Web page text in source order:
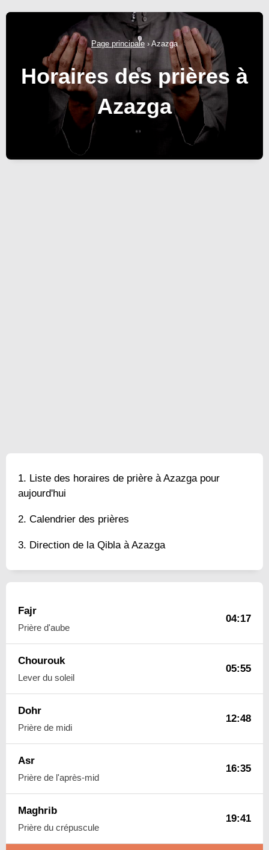
Page principale › Azazga
Horaires des prières à
Azazga
Liste des horaires de prière à Azazga pour
aujourd'hui
Calendrier des prières
Direction de la Qibla à Azazga
Fajr
Prière d'aube
04:17
Chourouk
Lever du soleil
05:55
Dohr
Prière de midi
12:48
Asr
Prière de l'après-mid
16:35
Maghrib
Prière du crépuscule
19:41